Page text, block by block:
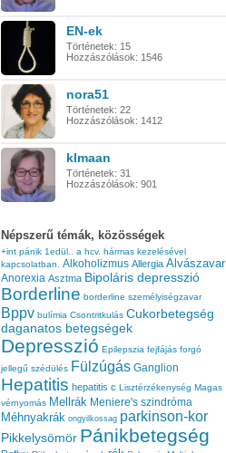
EN-ek
Történetek: 15
Hozzászólások: 1546
nora51
Történetek: 22
Hozzászólások: 1412
klmaan
Történetek: 31
Hozzászólások: 901
Népszerű témák, közösségek
+int pánik 1edül..
a hcv. hármas kezelésével
kapcsolatban.
Alkoholizmus Allergia Alvászavar
Anorexia Asztma Bipoláris depresszió
Borderline borderline személyiségzavar
Bppv bulímia Csontritkulás Cukorbetegség
daganatos betegségek
Depresszió Epilepszia fejfájás forgó
jellegű szédülés Fülzúgás Ganglion
Hepatitis hepatitis c Lisztérzékenység Magas
vérnyomás Mellrák Meniere's szindróma
Méhnyakrák ongyilkossag parkinson-kor
Pikkelysömör Pánikbetegség